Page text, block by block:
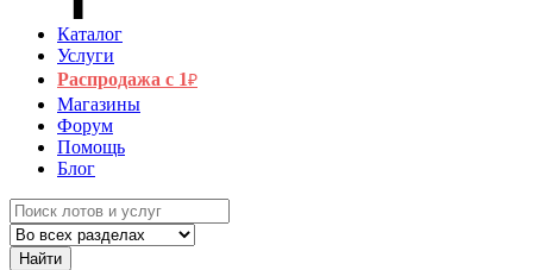
Каталог
Услуги
Распродажа с 1₽
Магазины
Форум
Помощь
Блог
Найти